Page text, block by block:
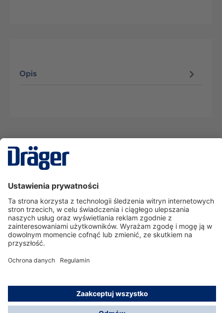
Opis
Serwisowa linia hotline
O nas
Korzystanie ze sklepu
© Dräger Polska Sp. z o.o., 2025